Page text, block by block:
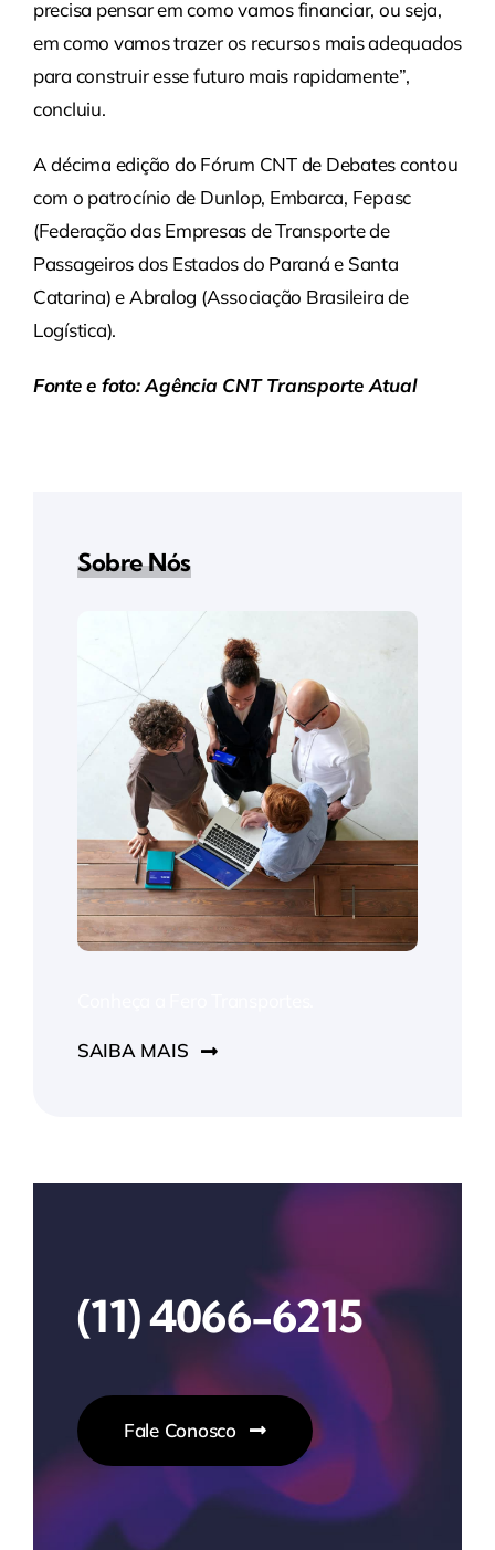
precisa pensar em como vamos financiar, ou seja,
em como vamos trazer os recursos mais adequados
para construir esse futuro mais rapidamente”,
concluiu.
A décima edição do Fórum CNT de Debates contou
com o patrocínio de Dunlop, Embarca, Fepasc
(Federação das Empresas de Transporte de
Passageiros dos Estados do Paraná e Santa
Catarina) e Abralog (Associação Brasileira de
Logística).
Fonte e foto: Agência CNT Transporte Atual
Sobre Nós
SAIBA MAIS
(11) 4066-6215
Fale Conosco